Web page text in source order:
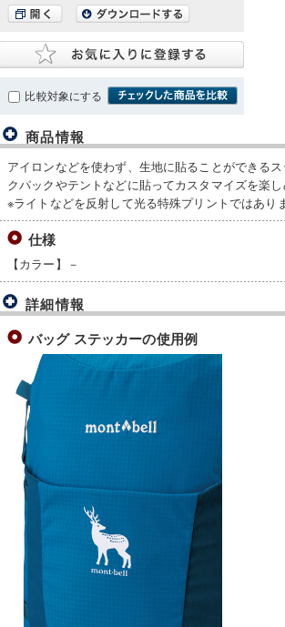
比較対象にする
商品情報
アイロンなどを使わず、生地に貼ることができる
クパックやテントなどに貼ってカスタマイズを楽し
※ライトなどを反射して光る特殊プリントではあり
仕様
【カラー】－
詳細情報
バッグ ステッカーの使用例